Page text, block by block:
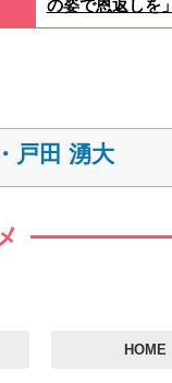
の姿で恩返しを」
戸田 湧大
HOME